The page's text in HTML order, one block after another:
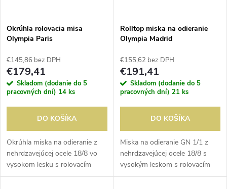
e
p
r
o
d
u
s
p
r
o
d
u
k
Okrúhla rolovacia misa
Olympia Paris
€145,86 bez DPH
€179,41
Skladom (dodanie do 5
pracovných dní) 14 ks
DO KOŠÍKA
Okrúhla miska na odieranie z
nehrdzavejúcej ocele 18/8 vo
vysokom lesku s rolovacím
vekom. Nohy vyrobené z
Rolltop miska na odieranie
Olympia Madrid
€155,62 bez DPH
€191,41
Skladom (dodanie do 5
pracovných dní) 21 ks
DO KOŠÍKA
Miska na odieranie GN 1/1 z
nehrdzavejúcej ocele 18/8 s
vysokým leskom s rolovacím
vekom. Kompletný s nádobou